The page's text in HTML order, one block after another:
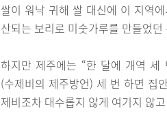
쌀이 워낙 귀해 쌀 대신에 이 지역
산되는 보리로 미숫가루를 만들었던
하지만 제주에는 “한 달에 개역 세
(수제비의 제주방언) 세 번 하면 집
제비조차 대수롭지 않게 여기지 않